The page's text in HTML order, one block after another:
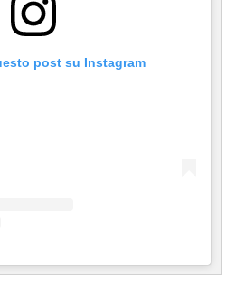
post su Instagram